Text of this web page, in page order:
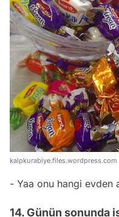
kalpkurabiye.files.wordpress.com
- Yaa onu hangi evden
14. Günün sonunda